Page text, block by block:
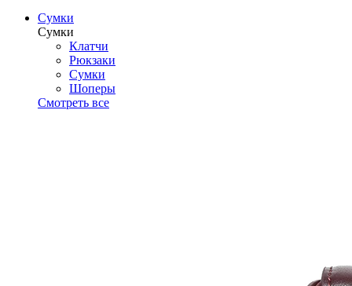
Сумки
Сумки
Клатчи
Рюкзаки
Сумки
Шоперы
Смотреть все